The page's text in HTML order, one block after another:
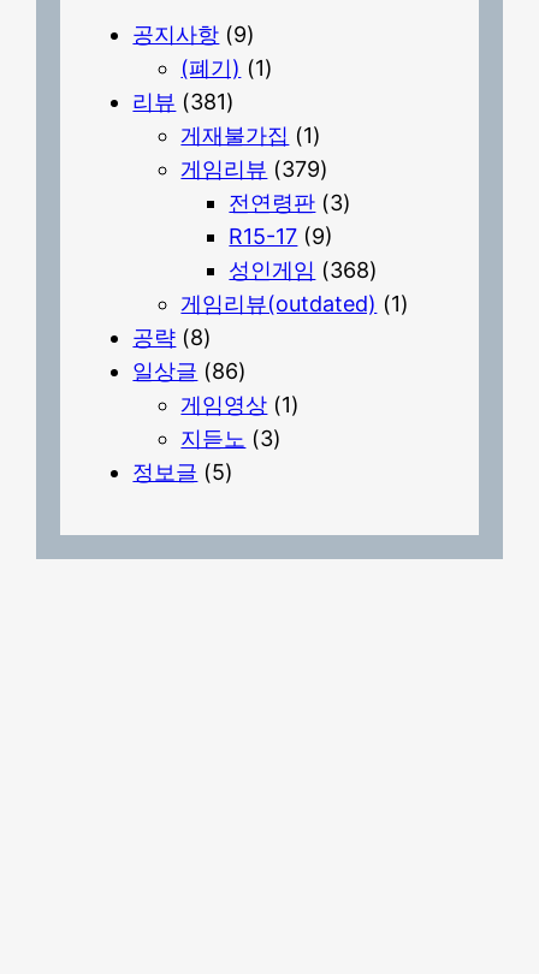
공지사항 (9)
(폐기) (1)
리뷰 (381)
게재불가집 (1)
게임리뷰 (379)
전연령판 (3)
R15-17 (9)
성인게임 (368)
게임리뷰(outdated) (1)
공략 (8)
일상글 (86)
게임영상 (1)
지듣노 (3)
정보글 (5)